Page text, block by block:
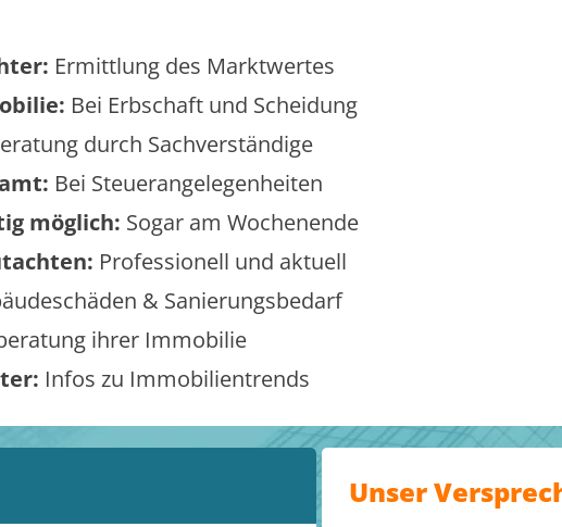
Ermittlung des Marktwertes
Bei Erbschaft und Scheidung
durch Sachverständige
Bei Steuerangelegenheiten
möglich: Sogar am Wochenende
Professionell und aktuell
& Sanierungsbedarf
ihrer Immobilie
Infos zu Immobilientrends
Unser